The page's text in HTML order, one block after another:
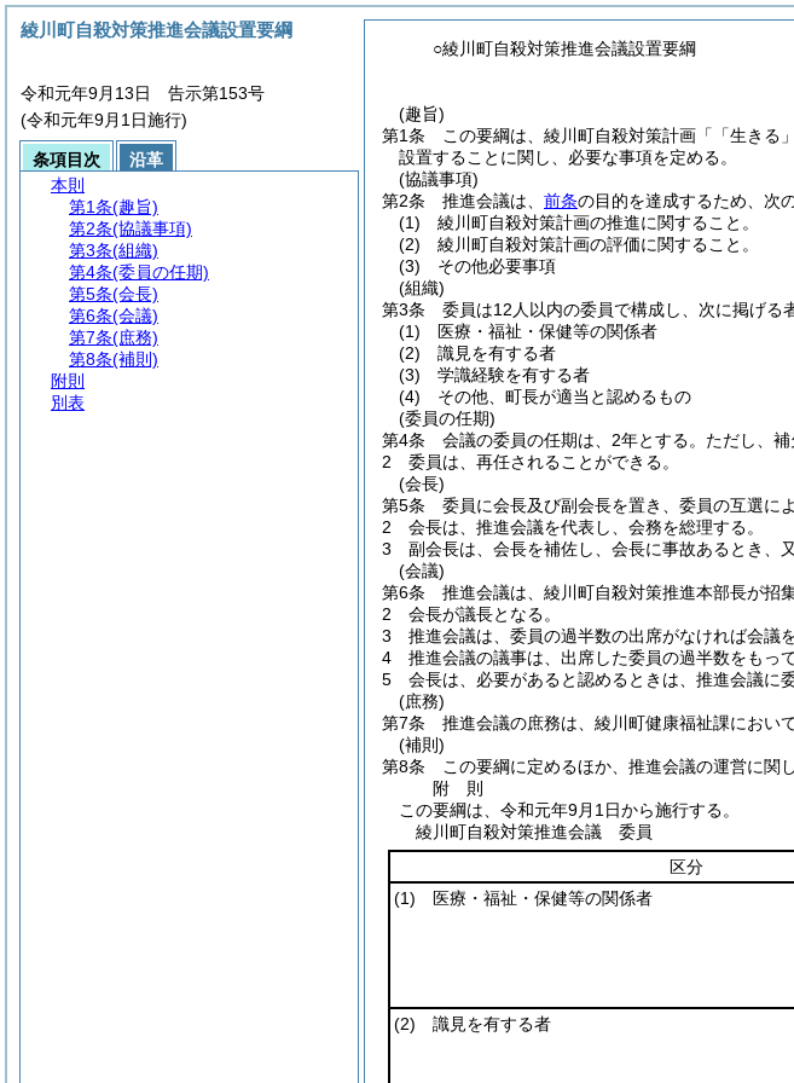
○綾川町自殺対策推進会議設置要綱
(趣旨)
第1条
この要綱は、綾川町自殺対策計画「「生きる
設置することに関し、必要な事項を定める。
(協議事項)
第2条
推進会議は、 前条の目的を達成するため、次
(1)
綾川町自殺対策計画の推進に関すること。
(2)
綾川町自殺対策計画の評価に関すること。
(3)
その他必要事項
(組織)
第3条
委員は12人以内の委員で構成し、次に掲げる
(1)
医療・福祉・保健等の関係者
(2)
識見を有する者
(3)
学識経験を有する者
(4)
その他、町長が適当と認めるもの
(委員の任期)
第4条
会議の委員の任期は、2年とする。 ただし、
2
委員は、再任されることができる。
(会長)
第5条
委員に会長及び副会長を置き、委員の互選に
2
会長は、推進会議を代表し、会務を総理する。
3
副会長は、会長を補佐し、会長に事故あるとき、
(会議)
第6条
推進会議は、綾川町自殺対策推進本部長が招
2
会長が議長となる。
3
推進会議は、委員の過半数の出席がなければ会議
4
推進会議の議事は、出席した委員の過半数をもっ
5
会長は、必要があると認めるときは、推進会議に
(庶務)
第7条
推進会議の庶務は、綾川町健康福祉課におい
(補則)
第8条
この要綱に定めるほか、推進会議の運営に関
附 則
この要綱は、令和元年9月1日から施行する。
綾川町自殺対策推進会議 委員
区分
(1) 医療・福祉・保健等の関係者
(2) 識見を有する者
綾川町自殺対策推進会議設置要綱
令和元年9月13日 告示第153号
(令和元年9月1日施行)
条項目次
沿革
本則
第1条(趣旨)
第2条(協議事項)
第3条(組織)
第4条(委員の任期)
第5条(会長)
第6条(会議)
第7条(庶務)
第8条(補則)
附則
別表